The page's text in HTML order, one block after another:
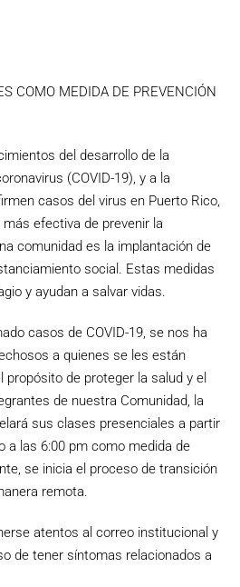
COMO MEDIDA DE PREVENCIÓN
del desarrollo de la
(COVID-19), y a la
casos del virus en Puerto Rico,
efectiva de prevenir la
comunidad es la implantación de
social. Estas medidas
y ayudan a salvar vidas.
casos de COVID-19, se nos ha
a quienes se les están
propósito de proteger la salud y el
de nuestra Comunidad, la
sus clases presenciales a partir
a las 6:00 pm como medida de
se inicia el proceso de transición
remota.
atentos al correo institucional y
de tener síntomas relacionados a